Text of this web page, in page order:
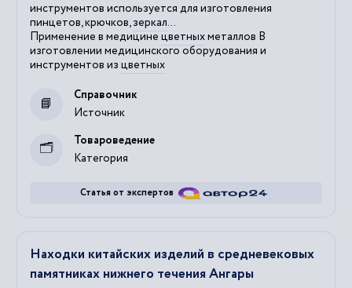
инструментов используется для изготовления
пинцетов, крючков,зеркал...
Применение в медицинецветныхметаллов В
изготовлении медицинского оборудования и
инструментов из цветных
Источник
Справочник
Категория
Товароведение
Статья от экспертов
Находки китайских изделий в средневековых
памятниках нижнего течения Ангары